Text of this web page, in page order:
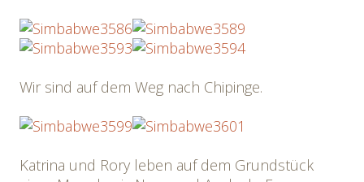
Wir sind auf dem Weg nach Chipinge.
Katrina und Rory leben auf dem Grundstück